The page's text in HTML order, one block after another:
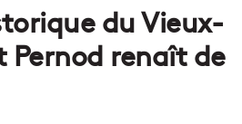
du Vieux-
Pernod renaît de